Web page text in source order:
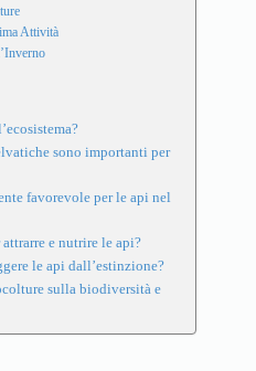
Attività
sono importanti per
favorevole per le api nel
e nutrire le api?
le api dall’estinzione?
sulla biodiversità e